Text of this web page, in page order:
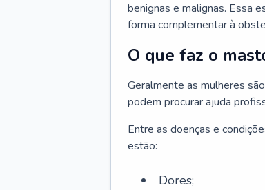
benignas e malignas. Essa
forma complementar à
O que faz o
Geralmente as mulheres
podem procurar ajuda
Entre as doenças e
estão:
Dores;